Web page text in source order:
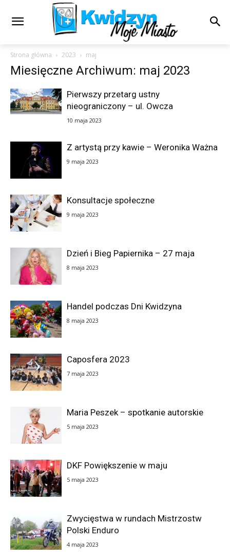
Strona główna 2023 maj
Miesięczne Archiwum: maj 2023
Pierwszy przetarg ustny
nieograniczony – ul. Owcza
10 maja 2023
Z artystą przy kawie – Weronika Ważna
9 maja 2023
Konsultacje społeczne
9 maja 2023
Dzień i Bieg Papiernika – 27 maja
8 maja 2023
Handel podczas Dni Kwidzyna
8 maja 2023
Caposfera 2023
7 maja 2023
Maria Peszek – spotkanie autorskie
5 maja 2023
DKF Powiększenie w maju
5 maja 2023
Zwycięstwa w rundach Mistrzostw
Polski Enduro
4 maja 2023